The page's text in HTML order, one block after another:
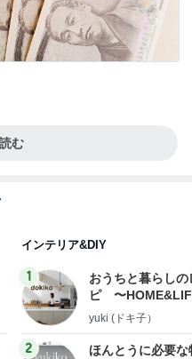
む
インテリア&DIY
1
おうちと暮らしの
ピ 〜
yuki (ドキ子）
2
ほんとうに必要な